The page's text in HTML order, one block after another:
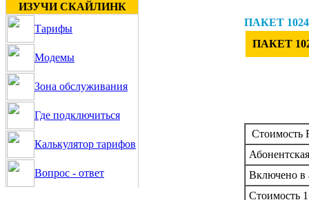
ИЗУЧИ СКАЙЛИНК
Тарифы
Модемы
Зона обслуживания
Где подключиться
Калькулятор тарифов
Вопрос - ответ
ПАКЕТ 1024
ПАКЕТ
Стоимость
Включено в
Стоимость